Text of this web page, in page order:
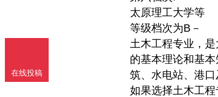
太原理工大学等
等级档次为B－
土木工程专业，
的基本理论和基
筑、水电站、港
如果选择土木工
在线投稿